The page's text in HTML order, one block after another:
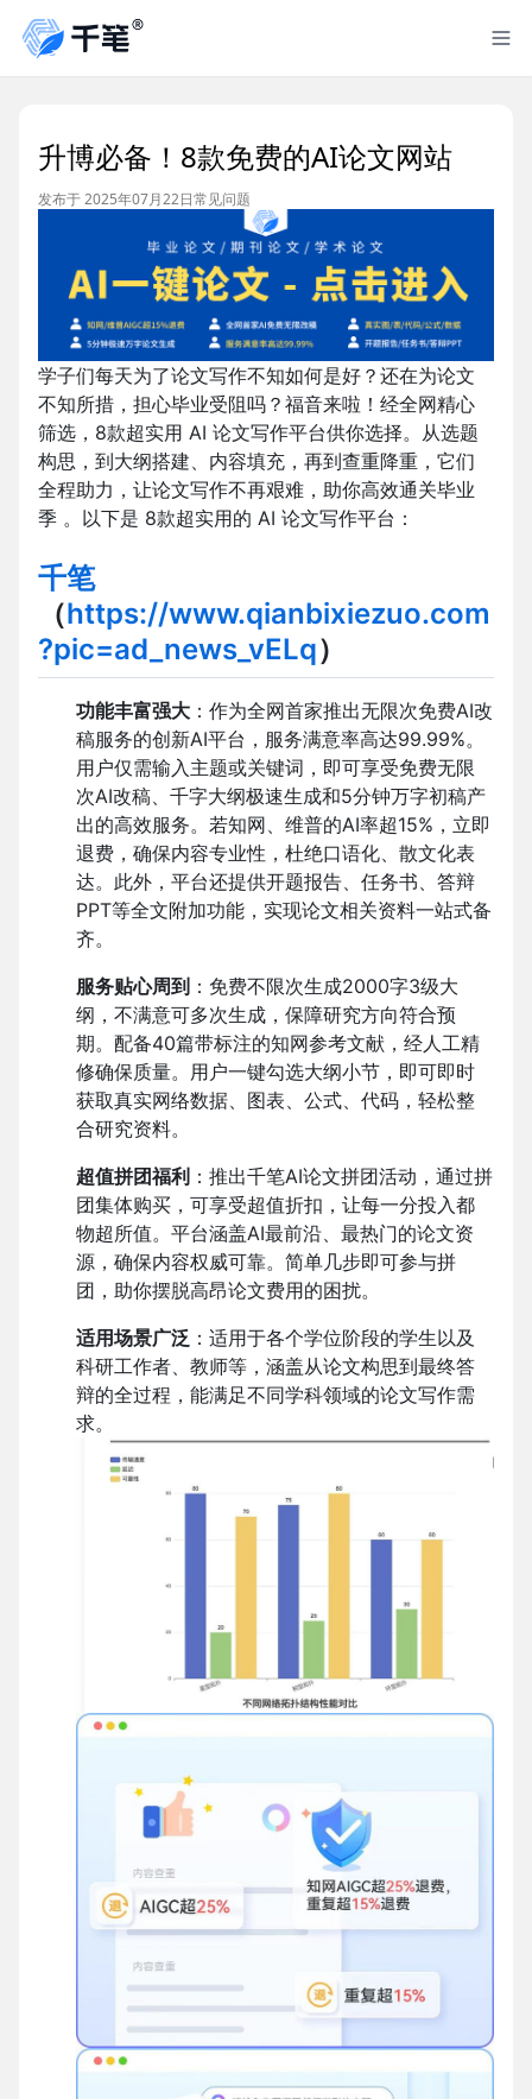
升博必备！8款免费的AI论文网站
发布于 2025年07月22日常见问题
学子们每天为了论文写作不知如何是好？还在为论文
不知所措，担心毕业受阻吗？福音来啦！经全网精心
筛选， 8款超实用 AI 论文写作平台供你选择。从选题
构思，到大纲搭建、内容填充，再到查重降重，它们
全程助力，让论文写作不再艰难，助你高效通关毕业
季 。以下是 8款超实用的 AI 论文写作平台：
千笔
（https://www.qianbixiezuo.com
?pic=ad_news_vELq）
功能丰富强大 ：作为全网首家推出无限次免费AI改
稿服务的创新AI平台，服务满意率高达99.99%。
用户仅需输入主题或关键词，即可享受免费无限
次AI改稿、千字大纲极速生成和5分钟万字初稿产
出的高效服务。若知网、维普的AI率超15% ，立即
退费，确保内容专业性，杜绝口语化、散文化表
达。此外，平台还提供开题报告、任务书、答辩
PPT等全文附加功能，实现论文相关资料一站式备
齐。
服务贴心周到 ：免费不限次生成2000字3级大
纲，不满意可多次生成，保障研究方向符合预
期。配备40篇带标注的知网参考文献，经人工精
修确保质量。用户一键勾选大纲小节，即可即时
获取真实网络数据、图表、公式、代码，轻松整
合研究资料。
超值拼团福利 ：推出千笔AI论文拼团活动，通过拼
团集体购买，可享受超值折扣，让每一分投入都
物超所值。平台涵盖AI最前沿、最热门的论文资
源，确保内容权威可靠。简单几步即可参与拼
团，助你摆脱高昂论文费用的困扰。
适用场景广泛 ：适用于各个学位阶段的学生以及
科研工作者、教师等，涵盖从论文构思到最终答
辩的全过程，能满足不同学科领域的论文写作需
求。